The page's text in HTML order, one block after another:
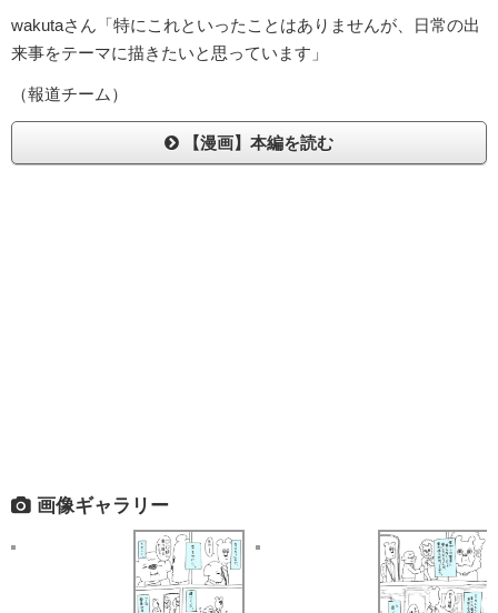
wakutaさん「特にこれといったことはありませんが、日常の出
来事をテーマに描きたいと思っています」
（報道チーム）
【漫画】本編を読む
画像ギャラリー